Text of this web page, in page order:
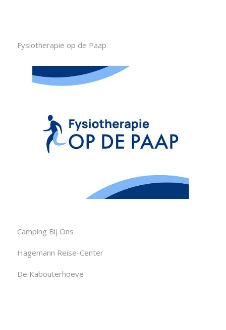
Fysiotherapie op de Paap
Camping Bij Ons
Hagemann Reise-Center
De Kabouterhoeve